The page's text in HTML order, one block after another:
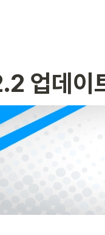
업데이